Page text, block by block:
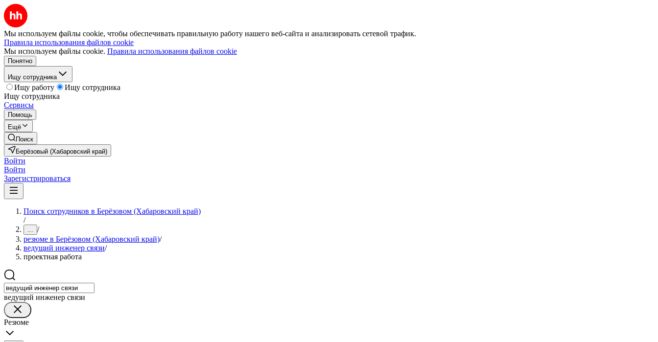
Мы используем файлы cookie, чтобы обеспечивать правильную работу нашего веб-сайта и анализировать сетевой трафик.
Правила использования файлов cookie
Мы используем файлы cookie. Правила использования файлов cookie
Понятно
Ищу сотрудника
Ищу работу
Ищу сотрудника
Ищу сотрудника
Сервисы
Помощь
Ещё
Поиск
Берёзовый (Хабаровский край)
Войти
Войти
Зарегистрироваться
Поиск сотрудников в Берёзовом (Хабаровский край)
/
... /
резюме в Берёзовом (Хабаровский край)/
ведущий инженер связи/
проектная работа
ведущий инженер связи
Резюме